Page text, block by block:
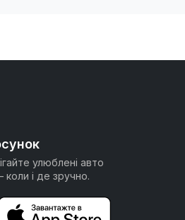
улюблені авто
коли і де зручно.